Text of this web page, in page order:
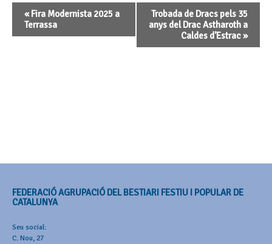
Navegació
d'Esdeveniment
«Fira Modernista 2025 a
Terrassa
Trobada de Dracs pels 35
anys del Drac Astharoth a
Caldes d’Estrac»
FEDERACIÓ AGRUPACIÓ DEL BESTIARI FESTIU I POPULAR DE
CATALUNYA
Seu social:
C. Nou, 27